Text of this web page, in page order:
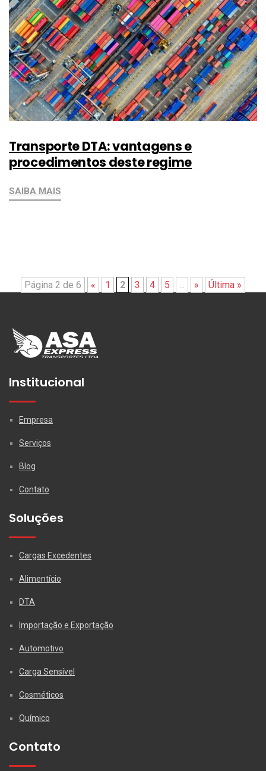
Transporte DTA: vantagens e
procedimentos deste regime
SAIBA MAIS
Página 2 de 6 « 1 2 3 4 5 » Última »
Institucional
Empresa
Serviços
Blog
Contato
Soluções
Cargas Excedentes
Alimentício
DTA
Importação e Exportação
Automotivo
Carga Sensível
Cosméticos
Químico
Contato